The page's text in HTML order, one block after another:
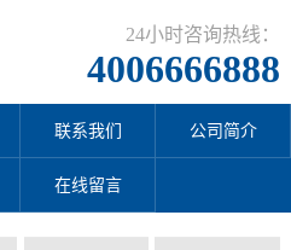
24小时咨询热线：
4006666888
联系我们 公司简介
在线留言